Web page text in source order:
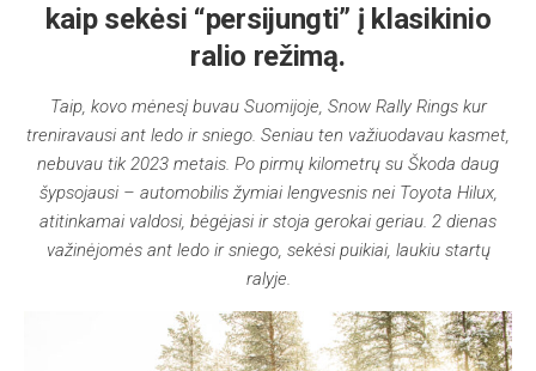
kaip sekėsi “persijungti” į klasikinio
ralio režimą.
Taip, kovo mėnesį buvau Suomijoje, Snow Rally Rings kur
treniravausi ant ledo ir sniego. Seniau ten važiuodavau kasmet,
nebuvau tik 2023 metais. Po pirmų kilometrų su Škoda daug
šypsojausi – automobilis žymiai lengvesnis nei Toyota Hilux,
atitinkamai valdosi, bėgėjasi ir stoja gerokai geriau. 2 dienas
važinėjomės ant ledo ir sniego, sekėsi puikiai, laukiu startų
ralyje.